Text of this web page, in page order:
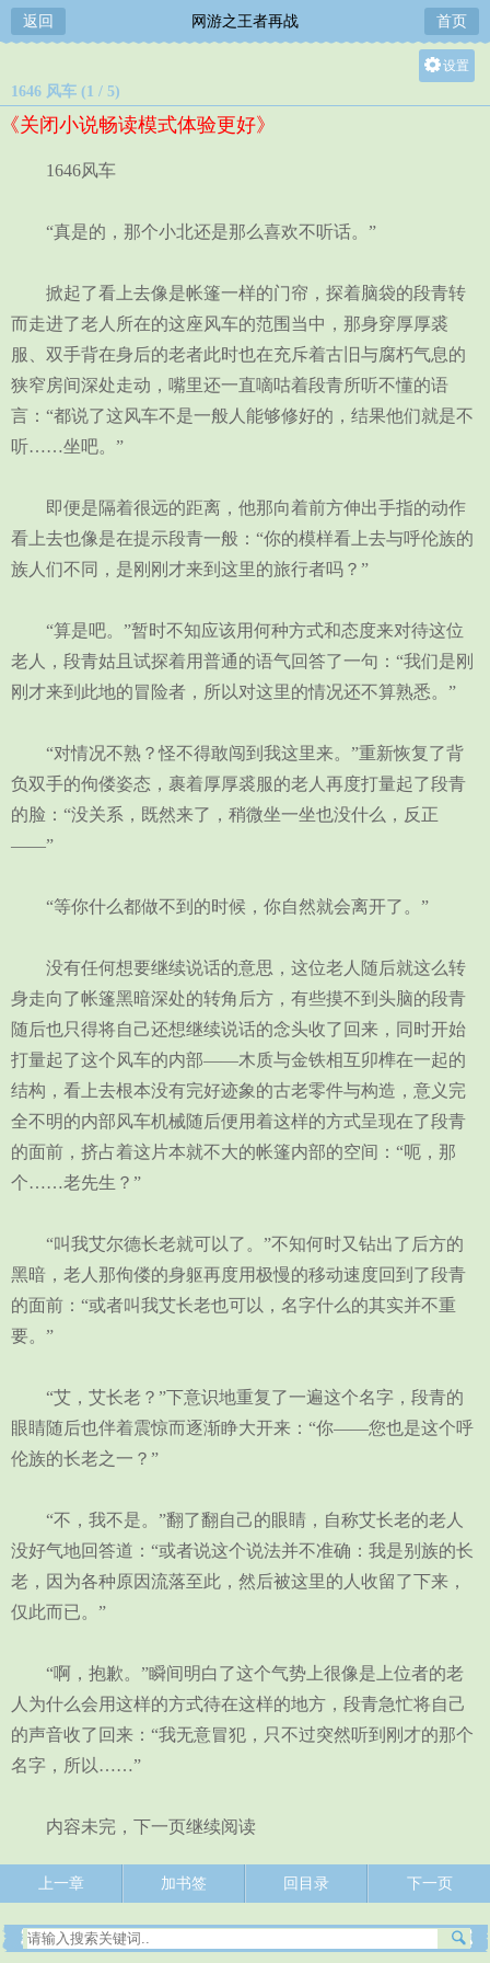
返回 网游之王者再战 首页
设置
1646 风车 (1 / 5)
《关闭小说畅读模式体验更好》
1646风车
“真是的，那个小北还是那么喜欢不听话。”
掀起了看上去像是帐篷一样的门帘，探着脑袋的段青转
而走进了老人所在的这座风车的范围当中，那身穿厚厚裘
服、双手背在身后的老者此时也在充斥着古旧与腐朽气息的
狭窄房间深处走动，嘴里还一直嘀咕着段青所听不懂的语
言：“都说了这风车不是一般人能够修好的，结果他们就是不
听……坐吧。”
即便是隔着很远的距离，他那向着前方伸出手指的动作
看上去也像是在提示段青一般：“你的模样看上去与呼伦族的
族人们不同，是刚刚才来到这里的旅行者吗？”
“算是吧。”暂时不知应该用何种方式和态度来对待这位
老人，段青姑且试探着用普通的语气回答了一句：“我们是刚
刚才来到此地的冒险者，所以对这里的情况还不算熟悉。”
“对情况不熟？怪不得敢闯到我这里来。”重新恢复了背
负双手的佝偻姿态，裹着厚厚裘服的老人再度打量起了段青
的脸：“没关系，既然来了，稍微坐一坐也没什么，反正
——”
“等你什么都做不到的时候，你自然就会离开了。”
没有任何想要继续说话的意思，这位老人随后就这么转
身走向了帐篷黑暗深处的转角后方，有些摸不到头脑的段青
随后也只得将自己还想继续说话的念头收了回来，同时开始
打量起了这个风车的内部——木质与金铁相互卯榫在一起的
结构，看上去根本没有完好迹象的古老零件与构造，意义完
全不明的内部风车机械随后便用着这样的方式呈现在了段青
的面前，挤占着这片本就不大的帐篷内部的空间：“呃，那
个……老先生？”
“叫我艾尔德长老就可以了。”不知何时又钻出了后方的
黑暗，老人那佝偻的身躯再度用极慢的移动速度回到了段青
的面前：“或者叫我艾长老也可以，名字什么的其实并不重
要。”
“艾，艾长老？”下意识地重复了一遍这个名字，段青的
眼睛随后也伴着震惊而逐渐睁大开来：“你——您也是这个呼
伦族的长老之一？”
“不，我不是。”翻了翻自己的眼睛，自称艾长老的老人
没好气地回答道：“或者说这个说法并不准确：我是别族的长
老，因为各种原因流落至此，然后被这里的人收留了下来，
仅此而已。”
“啊，抱歉。”瞬间明白了这个气势上很像是上位者的老
人为什么会用这样的方式待在这样的地方，段青急忙将自己
的声音收了回来：“我无意冒犯，只不过突然听到刚才的那个
名字，所以……”
内容未完，下一页继续阅读
上一章 加书签 回目录 下一页